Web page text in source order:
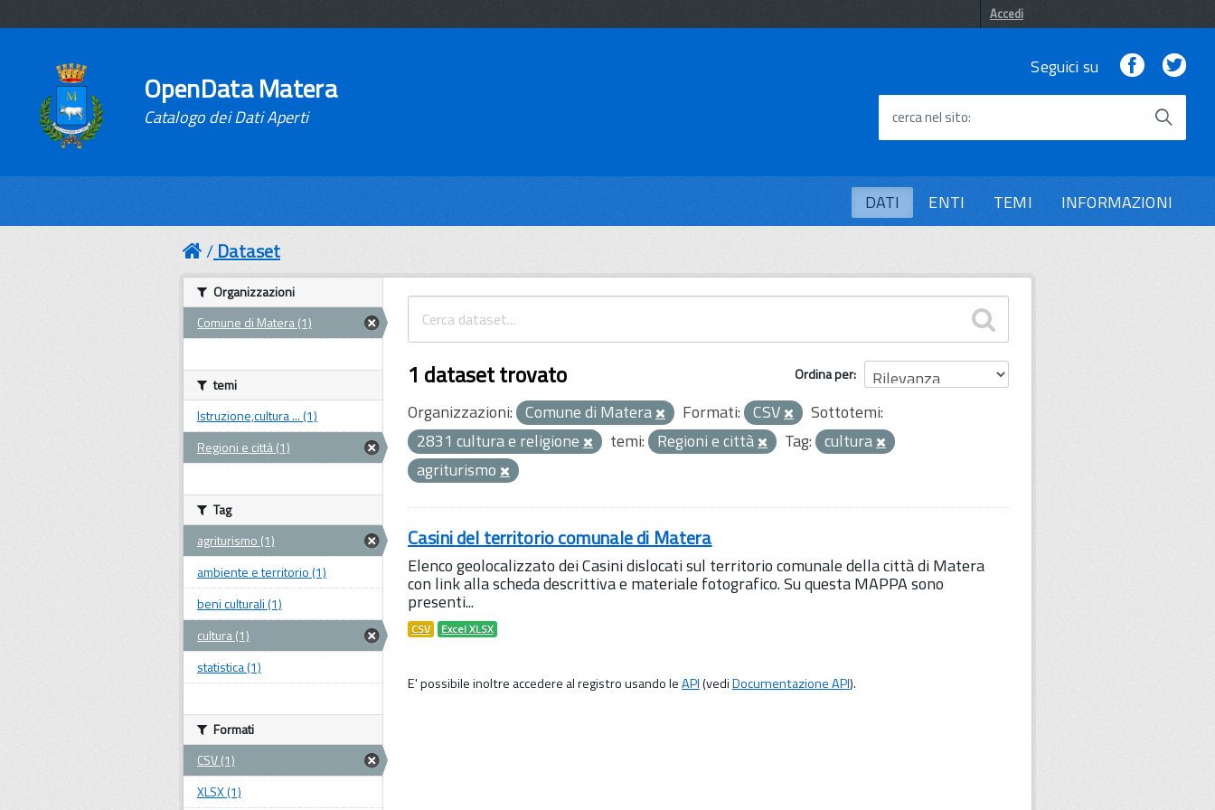
Accedi
OpenData Matera
Catalogo dei Dati Aperti
Seguici su Facebook
cerca nel sito
DATI ENTI TEMI INFORMAZIONI
Dataset
Ordina per
1 dataset trovato
Organizzazioni: Comune di Matera Formati: CSV
Sottotemi:
2831 cultura e religione
temi: Regioni e città Tag: cultura
agriturismo
Casini del territorio comunale di Matera
Elenco geolocalizzato dei Casini dislocati sul territorio comunale della città di Matera
con link alla scheda descrittiva e materiale fotografico. Su questa MAPPA sono
presenti...
CSV Excel XLSX
E' possibile inoltre accedere al registro usando leAPI(vediDocumentazione API).
Organizzazioni
Comune di Matera (1)
temi
Istruzione,cultura ... (1)
Regioni e città (1)
Tag
agriturismo (1)
ambiente e territorio (1)
beni culturali (1)
cultura (1)
statistica (1)
Formati
CSV (1)
XLSX (1)